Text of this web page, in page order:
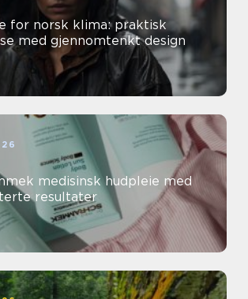
for norsk klima: praktisk
med gjennomtenkt design
med
resultater